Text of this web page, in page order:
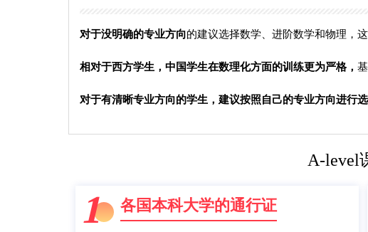
对于没明确的专业方向的建议选择数学、进阶数学和物理，
相对于西方学生，中国学生在数理化方面的训练更为严格，
对于有清晰专业方向的学生，建议按照自己的专业方向进行选
A-level
1 各国本科大学的通行证